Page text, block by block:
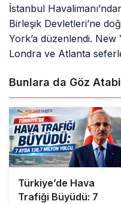
İstanbul
Birleşik Devletleri’ne
York’a düzenlendi. New
Londra ve Atlanta
Bunlara da Göz
Türkiye’de Hava
Trafiği Büyüdü: 7